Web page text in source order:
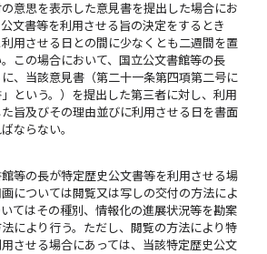
意思を表示した意見書を提出した場合にお
文書等を利用させる旨の決定をするとき
用させる日との間に少なくとも二週間を置
この場合において、国立公文書館等の長
、当該意見書（第二十一条第四項第二号に
という。）を提出した第三者に対し、利用
旨及びその理由並びに利用させる日を書面
ならない。
等の長が特定歴史公文書等を利用させる場
については閲覧又は写しの交付の方法によ
てはその種別、情報化の進展状況等を勘案
により行う。ただし、閲覧の方法により特
させる場合にあっては、当該特定歴史公文